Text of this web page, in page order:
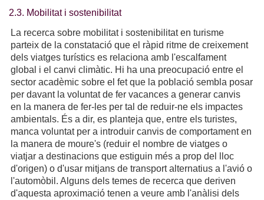
2.3. Mobilitat i sostenibilitat
La recerca sobre mobilitat i sostenibilitat en turisme
parteix de la constatació que el ràpid ritme de creixement
dels viatges turístics es relaciona amb l'escalfament
global i el canvi climàtic. Hi ha una preocupació entre el
sector acadèmic sobre el fet que la població sembla posar
per davant la voluntat de fer vacances a generar canvis
en la manera de fer-les per tal de reduir-ne els impactes
ambientals. És a dir, es planteja que, entre els turistes,
manca voluntat per a introduir canvis de comportament en
la manera de moure's (reduir el nombre de viatges o
viatjar a destinacions que estiguin més a prop del lloc
d'origen) o d'usar mitjans de transport alternatius a l'avió o
l'automòbil. Alguns dels temes de recerca que deriven
d'aquesta aproximació tenen a veure amb l'anàlisi dels